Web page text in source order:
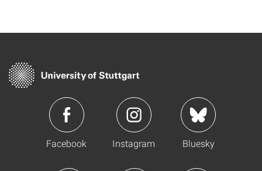
Facebook Instagram Bluesky